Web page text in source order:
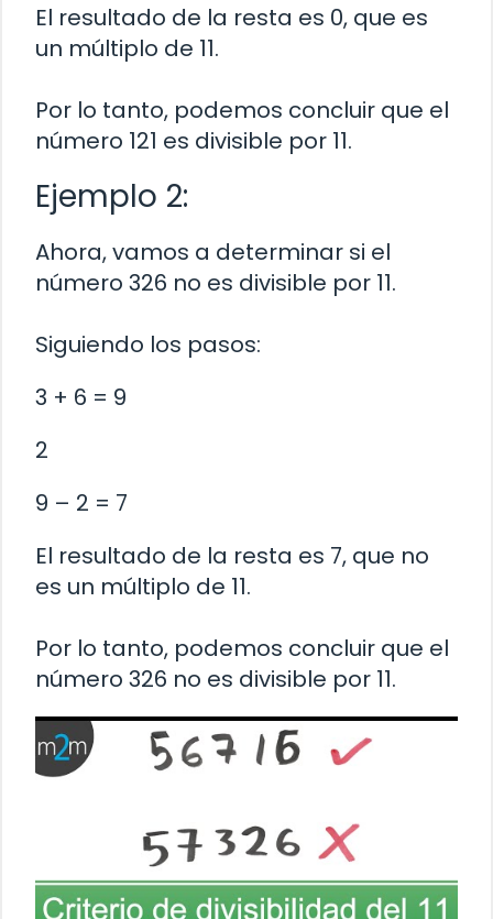
El resultado de la resta es 0, que es
un múltiplo de 11.
Por lo tanto, podemos concluir que el
número 121 es divisible por 11.
Ejemplo 2:
Ahora, vamos a determinar si el
número 326 no es divisible por 11.
Siguiendo los pasos:
3 + 6 = 9
2
9 – 2 = 7
El resultado de la resta es 7, que no
es un múltiplo de 11.
Por lo tanto, podemos concluir que el
número 326 no es divisible por 11.